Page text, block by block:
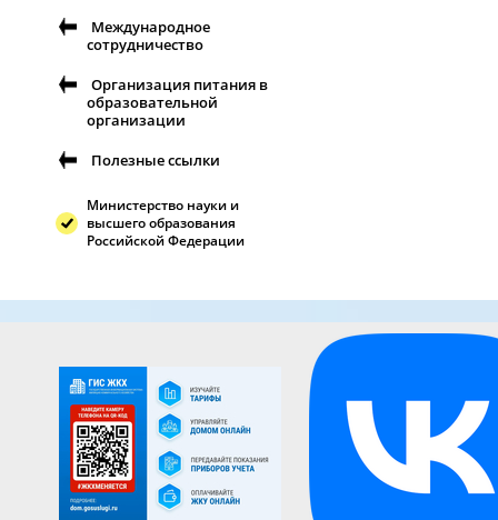
Международное
сотрудничество
Организация питания в
образовательной
организации
Полезные ссылки
Министерство науки и
высшего образования
Российской Федерации